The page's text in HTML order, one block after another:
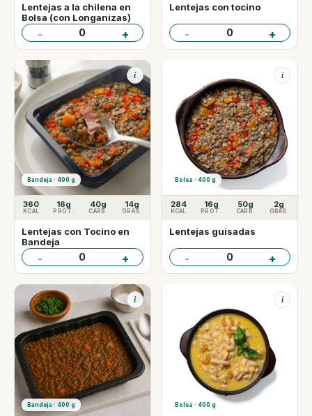
Lentejas a la chilena en
Bolsa (con Longanizas)
- 0 +
Lentejas con tocino
- 0 +
Bandeja · 400 g
i
360
KCAL
16g
PROT.
40g
CARB.
14g
GRAS.
Lentejas con Tocino en
Bandeja
- 0 +
Bolsa · 400 g
i
284
KCAL
16g
PROT.
50g
CARB.
2g
GRAS.
Lentejas guisadas
- 0 +
Bandeja · 400 g
i
Bolsa · 400 g
i